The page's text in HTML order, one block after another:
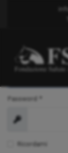
Nome utente *
Password
Mostra
Ricordami